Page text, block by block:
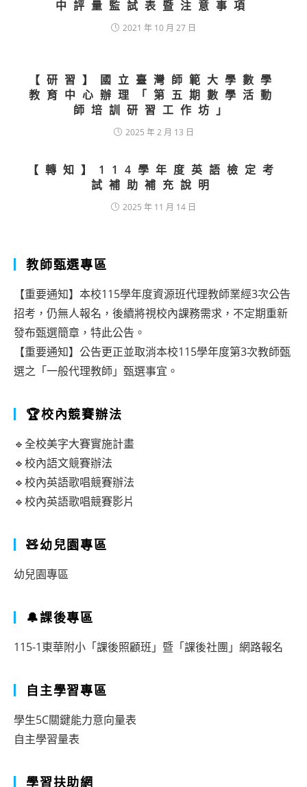
中評量監試表暨注意事項
2021 年 10 月 27 日
【研習】國立臺灣師範大學數學
教育中心辦理「第五期數學活動
師培訓研習工作坊」
2025 年 2 月 13 日
【轉知】114學年度英語檢定考
試補助補充說明
2025 年 11 月 14 日
教師甄選專區
【重要通知】本校115學年度資源班代理教師業經3次公告
招考，仍無人報名，後續將視校內課務需求，不定期重新
發布甄選簡章，特此公告。
【重要通知】公告更正並取消本校115學年度第3次教師甄
選之「一般代理教師」甄選事宜。
🏆校內競賽辦法
🔹全校美字大賽實施計畫
🔹校內語文競賽辦法
🔹校內英語歌唱競賽辦法
🔹校內英語歌唱競賽影片
🧸幼兒園專區
幼兒園專區
🔔課後專區
115-1東華附小「課後照顧班」暨「課後社團」網路報名
自主學習專區
學生5C關鍵能力意向量表
自主學習量表
學習扶助網